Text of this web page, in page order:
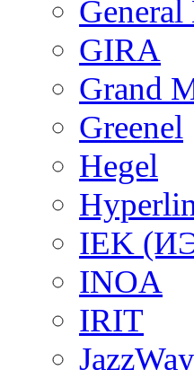
GIRA
Grand
Greenel
Hegel
IEK
INOA
IRIT
JazzWay